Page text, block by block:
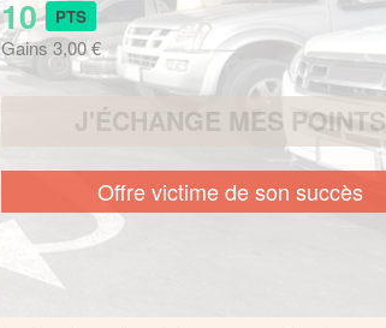
10 PTS
Gains 3,00 €
J'ÉCHANGE MES POINTS
Offre victime de son succès